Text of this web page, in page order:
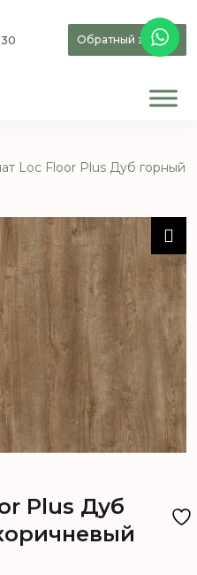
Обратный звонок
Loc Floor Plus Дуб горный
Plus Дуб